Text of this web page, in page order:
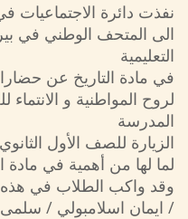
نفذت دائرة الاجتماعيات
الى المتحف الوطني في
التعليمية
في مادة التاريخ عن
لروح المواطنية و
المدرسة
الزيارة للصف الأول
لما لها من أهمية في مادة
وقد واكب الطلاب في هذه
/ ايمان اسلامبولي / سلمى